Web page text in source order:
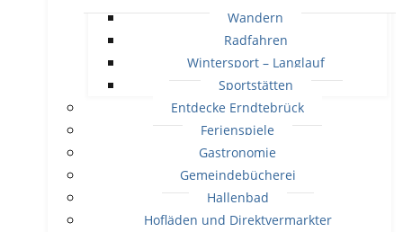
Wandern
Radfahren
Wintersport – Langlauf
Sportstätten
Entdecke Erndtebrück
Ferienspiele
Gastronomie
Gemeindebücherei
Hallenbad
Hofläden und Direktvermarkter